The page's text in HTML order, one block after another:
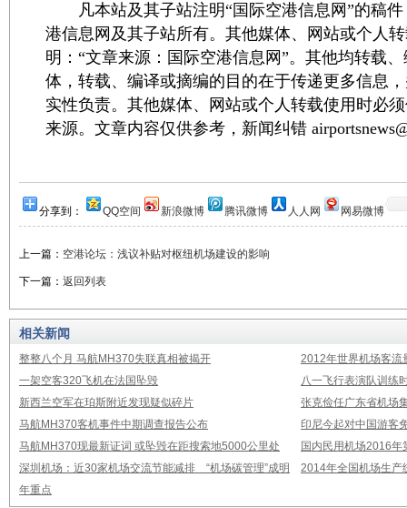
凡本站及其子站注明“国际空港信息网”的稿件
港信息网及其子站所有。其他媒体、网站或个人
明：“文章来源：国际空港信息网”。其他均转载
体，转载、编译或摘编的目的在于传递更多信息
实性负责。其他媒体、网站或个人转载使用时必
来源。文章内容仅供参考，新闻纠错
分享到： QQ空间 新浪微博 腾讯微博 人人网 网易微博
上一篇： 空港论坛：浅议补贴对枢纽机场建设的影响
下一篇： 返回列表
相关新闻
整整八个月 马航MH370失联真相被揭开
2012年世界机场客流
一架空客320飞机在法国坠毁
八一飞行表演队训练
新西兰空军在珀斯附近发现疑似碎片
张克俭任广东省机场
马航MH370客机事件中期调查报告公布
印尼今起对中国游客
马航MH370现最新证词 或坠毁在距搜索地5000公里处
国内民用机场2016年
深圳机场：近30家机场交流节能减排 “机场碳管理”成明
年重点
2014年全国机场生产